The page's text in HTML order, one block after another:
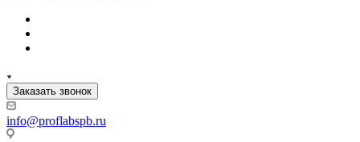
Заказать звонок
info@proflabspb.ru